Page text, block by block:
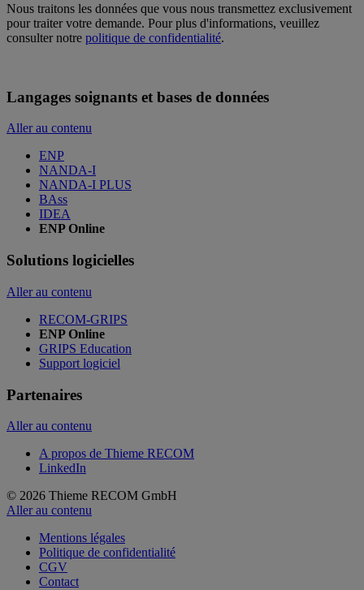
Nous traitons les données que vous nous transmettez exclusivement
pour traiter votre demande. Pour plus d'informations, veuillez
consulter notre politique de confidentialité.
Langages soignants et bases de données
Aller au contenu
ENP
NANDA-I
NANDA-I PLUS
BAss
IDEA
ENP Online
Solutions logicielles
Aller au contenu
RECOM-GRIPS
ENP Online
GRIPS Education
Support logiciel
Partenaires
Aller au contenu
A propos de Thieme RECOM
LinkedIn
© 2026 Thieme RECOM GmbH
Aller au contenu
Mentions légales
Politique de confidentialité
CGV
Contact